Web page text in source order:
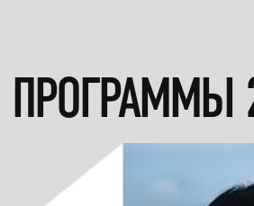
разных стран
ПОДРОБНЕЕ